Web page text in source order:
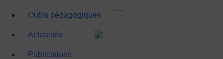
Outils pédagogiques
Actualités
Publications